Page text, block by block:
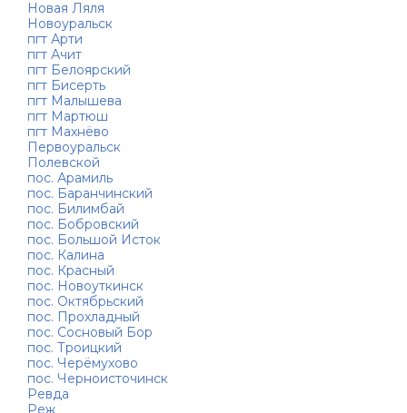
Новая Ляля
Новоуральск
пгт Арти
пгт Ачит
пгт Белоярский
пгт Бисерть
пгт Малышева
пгт Мартюш
пгт Махнёво
Первоуральск
Полевской
пос. Арамиль
пос. Баранчинский
пос. Билимбай
пос. Бобровский
пос. Большой Исток
пос. Калина
пос. Красный
пос. Новоуткинск
пос. Октябрьский
пос. Прохладный
пос. Сосновый Бор
пос. Троицкий
пос. Черёмухово
пос. Черноисточинск
Ревда
Реж